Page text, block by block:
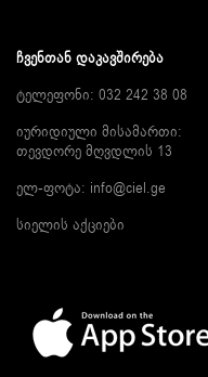
ᲩᲕᲔᲜᲗᲐᲜ ᲓᲐᲙᲐᲕᲨᲘᲠᲔᲑᲐ
ტელეფონი: 032 242 38 08
იურიდიული მისამართი:
თევდორე მღვდლის 13
ელ-ფოტა: info@ciel.ge
სიელის აქციები